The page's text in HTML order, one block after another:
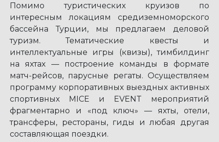
Помимо туристических круизов по
интересным локациям средиземноморского
бассейна Турции, мы предлагаем деловой
туризм. Тематические квесты и
интеллектуальные игры (квизы), тимбилдинг
на яхтах — построение команды в формате
матч-рейсов, парусные регаты. Осуществляем
программу корпоративных выездных активных
спортивных MICE и EVENT мероприятий
фрагментарно и «под ключ» — яхты, отели,
трансферы, рестораны, гиды и любая другая
составляющая поездки.